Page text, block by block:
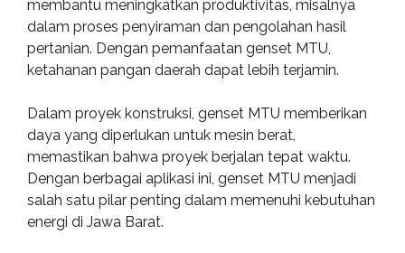
membantu meningkatkan produktivitas, misalnya
dalam proses penyiraman dan pengolahan hasil
pertanian. Dengan pemanfaatan genset MTU,
ketahanan pangan daerah dapat lebih terjamin.
Dalam proyek konstruksi, genset MTU memberikan
daya yang diperlukan untuk mesin berat,
memastikan bahwa proyek berjalan tepat waktu.
Dengan berbagai aplikasi ini, genset MTU menjadi
salah satu pilar penting dalam memenuhi kebutuhan
energi di Jawa Barat.